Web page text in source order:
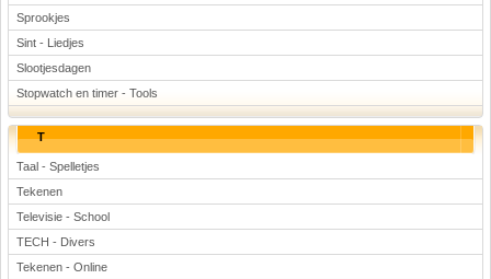
Sprookjes
Sint - Liedjes
Slootjesdagen
Stopwatch en timer - Tools
T
Taal - Spelletjes
Tekenen
Televisie - School
TECH - Divers
Tekenen - Online